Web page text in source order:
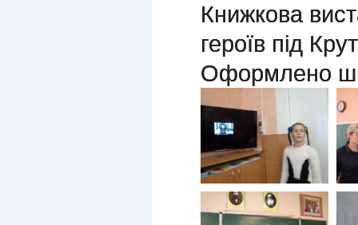
Книжкова
героїв під
Оформлено